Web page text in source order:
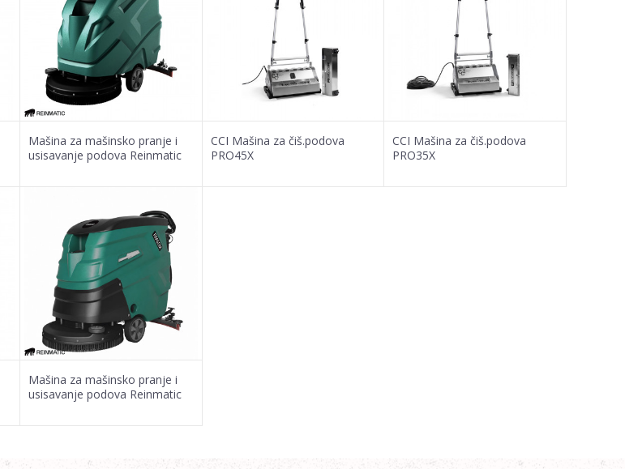
Mašina za mašinsko pranje i
usisavanje podova Reinmatic
CCI Mašina za čiš.podova
PRO45X
CCI Mašina za čiš.podova
PRO35X
Mašina za mašinsko pranje i
usisavanje podova Reinmatic